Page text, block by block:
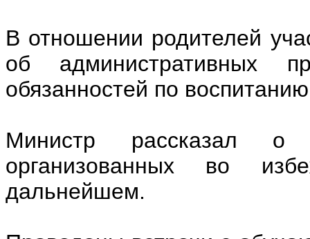
В отношении родителей
об административных
обязанностей по
Министр рассказал о
организованных во
дальнейшем.